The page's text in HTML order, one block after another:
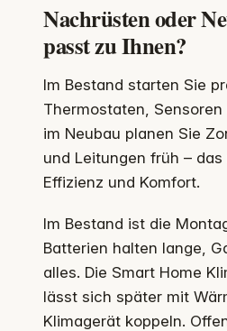
Nachrüsten oder
passt zu Ihnen?
Im Bestand starten Sie
Thermostaten,
im Neubau planen Sie
und Leitungen früh –
Effizienz und Komfort.
Im Bestand ist die
Batterien halten lange,
alles. Die Smart Home
lässt sich später mit
Klimagerät koppeln.